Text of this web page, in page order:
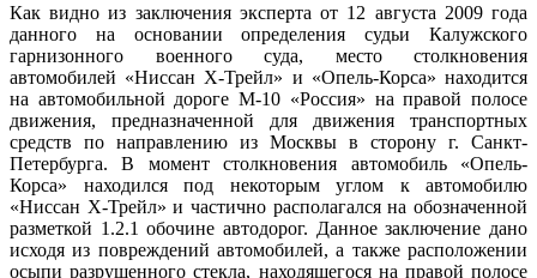
Как видно из заключения эксперта от 12 августа 2009 года
данного на основании определения судьи Калужского
гарнизонного военного суда, место столкновения
автомобилей «Ниссан Х-Трейл» и «Опель-Корса» находится
на автомобильной дороге М-10 «Россия» на правой полосе
движения, предназначенной для движения транспортных
средств по направлению из Москвы в сторону г. Санкт-
Петербурга. В момент столкновения автомобиль «Опель-
Корса» находился под некоторым углом к автомобилю
«Ниссан Х-Трейл» и частично располагался на обозначенной
разметкой 1.2.1 обочине автодорог. Данное заключение дано
исходя из повреждений автомобилей, а также расположении
осыпи разрушенного стекла, находящегося на правой полосе